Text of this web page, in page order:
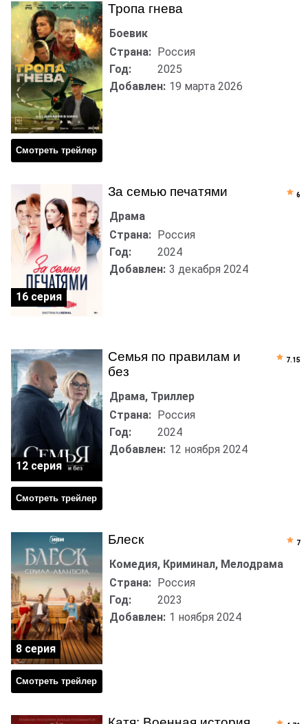
Тропа гнева
Смотреть трейлер
Боевик
Страна: Россия
Год:
2025
Добавлен: 19 марта 2026
За семью печатями
Драма
Страна: Россия
Год:
2024
Добавлен: 3 декабря 2024
16 серия
6
Семья по правилам и
без
Смотреть трейлер
Драма, Триллер
Страна: Россия
Год:
2024
Добавлен: 12 ноября 2024
12 серия
7.15
Блеск
Смотреть трейлер
Комедия, Криминал, Мелодрама
Страна: Россия
Год:
2023
Добавлен: 1 ноября 2024
8 серия
7